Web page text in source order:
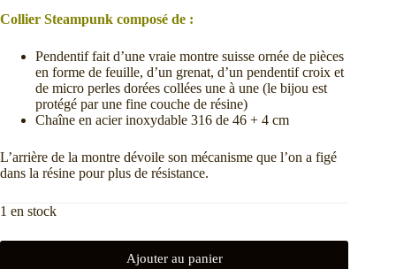
Collier Steampunk composé de :
Pendentif fait d’une vraie montre suisse ornée de pièces
en forme de feuille, d’un grenat, d’un pendentif croix et
de micro perles dorées collées une à une (le bijou est
protégé par une fine couche de résine)
Chaîne en acier inoxydable 316 de 46 + 4 cm
L’arrière de la montre dévoile son mécanisme que l’on a figé
dans la résine pour plus de résistance.
1 en stock
Ajouter au panier